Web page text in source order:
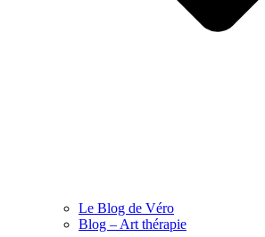
Le Blog de Véro
Blog – Art thérapie